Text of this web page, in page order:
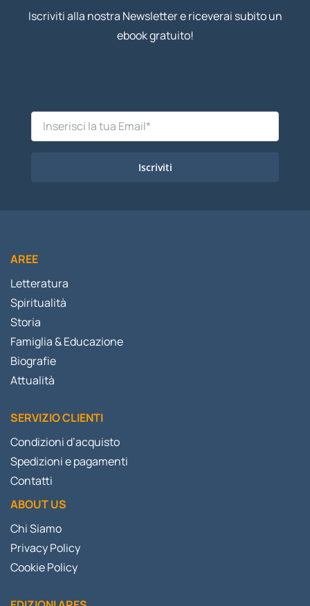
Iscriviti alla nostra Newsletter e riceverai subito un
ebook gratuito!
Iscriviti
AREE
Letteratura
Spiritualità
Storia
Famiglia & Educazione
Biografie
Attualità
SERVIZIO CLIENTI
Condizioni d’acquisto
Spedizioni e pagamenti
Contatti
ABOUT US
Chi Siamo
Privacy Policy
Cookie Policy